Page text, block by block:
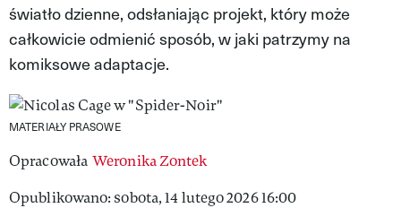
światło dzienne, odsłaniając projekt, który może
całkowicie odmienić sposób, w jaki patrzymy na
komiksowe adaptacje.
MATERIAŁY PRASOWE
Opracowała Weronika Zontek
Opublikowano: sobota, 14 lutego 2026 16:00